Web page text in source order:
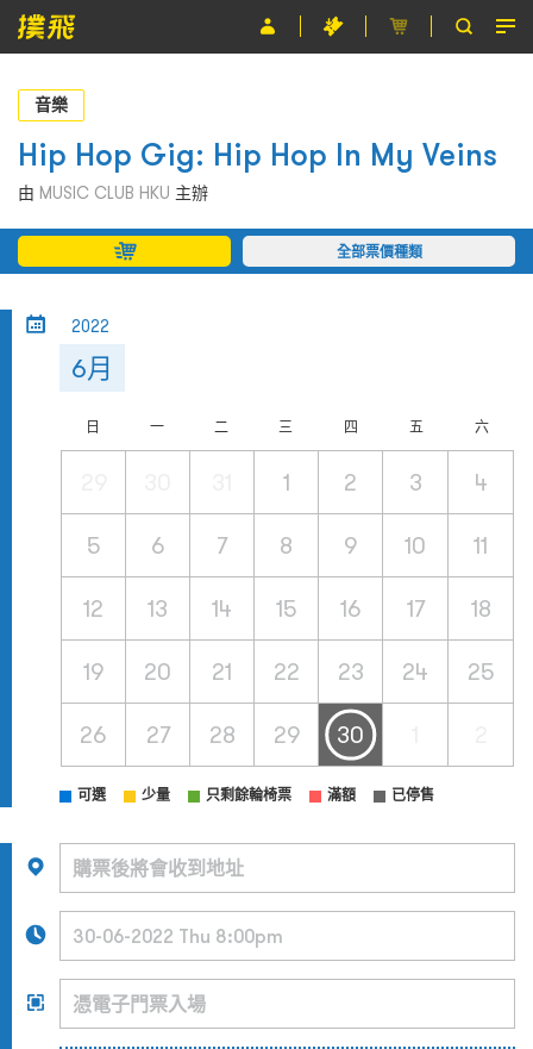
節目
主辦單位
關於撲飛
條款及細則
音樂
Hip Hop Gig: Hip Hop In My Veins
由 MUSIC CLUB HKU 主辦
全部票價種類
2022
6月
日 一 二 三 四 五 六
1 2 3 4
5 6 7 8 9 10 11
12 13 14 15 16 17 18
19 20 21 22 23 24 25
26 27 28 29 30
可選 少量 只剩餘輪椅票 滿額 已停售